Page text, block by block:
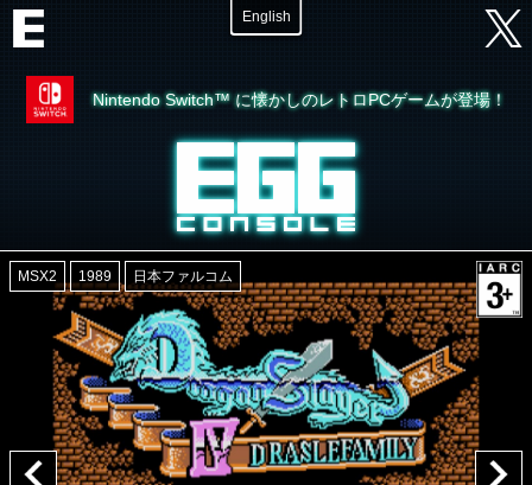
English
Nintendo Switch™ に懐かしのレトロPCゲームが登場！
MSX2 1989 日本ファルコム